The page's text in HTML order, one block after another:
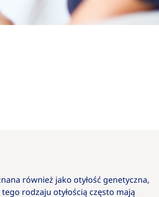
również jako otyłość genetyczna,
rodzaju otyłością często mają